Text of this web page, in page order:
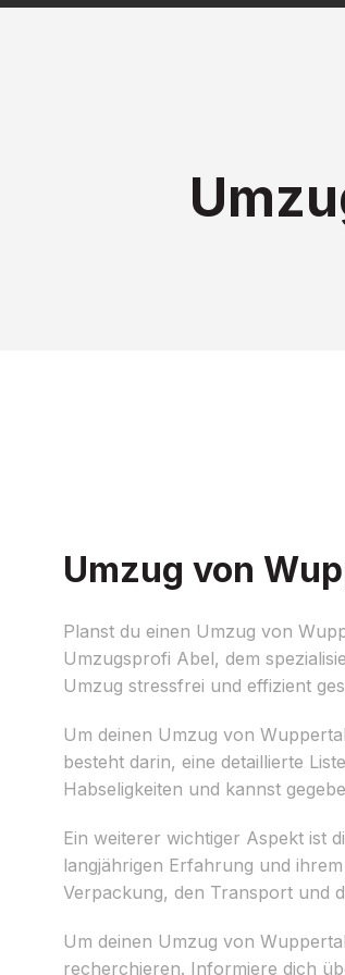
Umzug von
Planst du einen Umzug von
Umzugsprofi Abel, dem
Umzug stressfrei und effizient
Um deinen Umzug von
besteht darin, eine detaillierte
Habseligkeiten und kannst
Ein weiterer wichtiger Aspekt ist
langjährigen Erfahrung und
Verpackung, den Transport und
Um deinen Umzug von
recherchieren. Informiere dich